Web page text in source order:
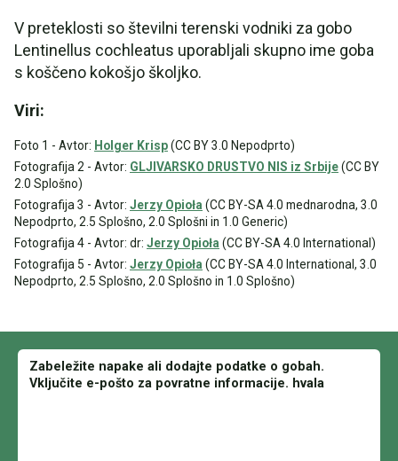
V preteklosti so številni terenski vodniki za gobo
Lentinellus cochleatus uporabljali skupno ime goba
s koščeno kokošjo školjko.
Viri:
Foto 1 - Avtor: Holger Krisp(CC BY 3.0 Nepodprto)
Fotografija 2 - Avtor: GLJIVARSKO DRUSTVO NIS iz Srbije(CC BY
2.0 Splošno)
Fotografija 3 - Avtor: Jerzy Opioła (CC BY-SA 4.0 mednarodna, 3.0
Nepodprto, 2.5 Splošno, 2.0 Splošni in 1.0 Generic)
Fotografija 4 - Avtor: dr: Jerzy Opioła (CC BY-SA 4.0 International)
Fotografija 5 - Avtor: Jerzy Opioła (CC BY-SA 4.0 International, 3.0
Nepodprto, 2.5 Splošno, 2.0 Splošno in 1.0 Splošno)